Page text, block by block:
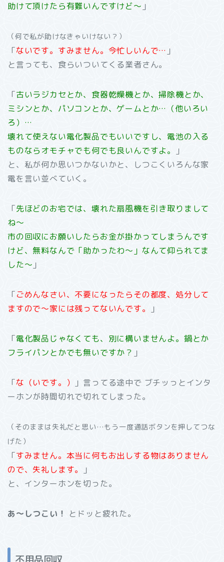
助けて頂けたら有難いんですけど～ 」
（何で私が助けなきゃいけない？）
「ないです。 すみません。今忙しいんで… 」
と言っても、食らいついてくる業者さん。
「古いラジカセとか、食器乾燥機とか、掃除機とか、
ミシンとか、パソコンとか、ゲームとか…（他いろい
ろ）…
壊れて使えない電化製品でもいいですし、電池の入る
ものならオモチャでも何でも良いんですよ。
」
と、私が何か思いつかないかと、しつこくいろんな家
電を言い並べていく。
「先ほどのお宅では、壊れた扇風機を引き取りまして
ね～
市の回収にお願いしたらお金が掛かってしまうんです
けど、無料なんで「助かったわ～」なんて仰られてま
した～ 」
「ごめんなさい、不要になったらその都度、処分して
ますので～家には残ってないんです。
」
「電化製品じゃなくても、別に構いませんよ。鍋とか
フライパンとかでも無いですか？ 」
「な （いです。） 」言ってる途中で ブチッっとインタ
ーホンが時間切れで切れてしまった。
（そのままは失礼だと思い…もう一度通話ボタンを押してつな
げた）
「すみません。本当に何もお出しする物はありません
ので、失礼します。
」
と、インターホンを切った。
あ～しつこい！ とドッと疲れた。